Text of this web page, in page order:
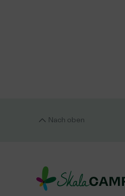
Nach oben